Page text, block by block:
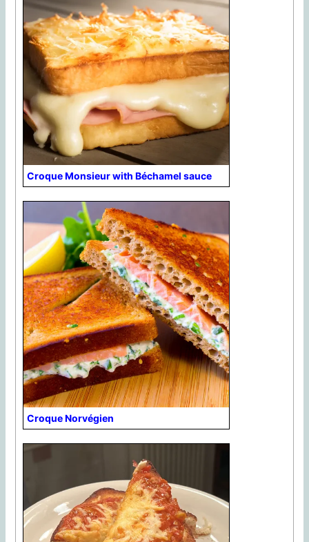
Croque Monsieur with Béchamel sauce
Croque Norvégien